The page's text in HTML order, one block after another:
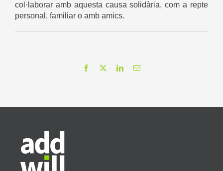
col·laborar amb aquesta causa solidària, com a repte
personal, familiar o amb amics.
Facebook LinkedInEmail